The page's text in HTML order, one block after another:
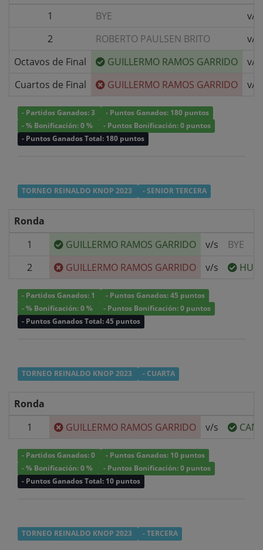
1
BYE
v/s
2
ROBERTO PAULSEN BRITO
v/s
Octavos de Final
GUILLERMO RAMOS GARRIDO
v/s
Cuartos de Final
GUILLERMO RAMOS GARRIDO v/s
- Partidos Ganados: 3
- Puntos Ganados: 180 puntos
- % Bonificación: 0 %
- Puntos Bonificación: 0 puntos
- Puntos Ganados Total: 180 puntos
TORNEO REINALDO KNOP 2023 - SENIOR TERCERA
Ronda
1
GUILLERMO RAMOS GARRIDO v/s
BYE
2
GUILLERMO RAMOS GARRIDO v/s
- Partidos Ganados: 1
- Puntos Ganados: 45 puntos
- % Bonificación: 0 %
- Puntos Bonificación: 0 puntos
- Puntos Ganados Total: 45 puntos
TORNEO REINALDO KNOP 2023 - CUARTA
Ronda
1
GUILLERMO RAMOS GARRIDO v/s
- Partidos Ganados: 0
- Puntos Ganados: 10 puntos
- % Bonificación: 0 %
- Puntos Bonificación: 0 puntos
- Puntos Ganados Total: 10 puntos
TORNEO REINALDO KNOP 2023 - TERCERA